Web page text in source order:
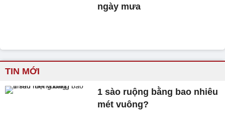
ngày mưa
TIN MỚI
1 sào ruộng bằng bao nhiêu
mét vuông?